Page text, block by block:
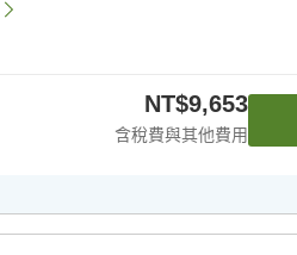
NT$9,653
含稅費與其他費用